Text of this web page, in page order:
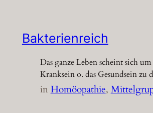
Bakterienreich
Das ganze Leben scheint sich um
Kranksein o. das Gesundsein zu
inHomöopathie,